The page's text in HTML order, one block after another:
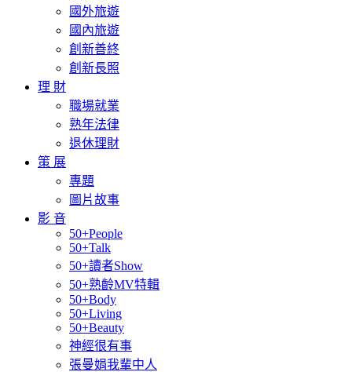
國外旅遊
國內旅遊
創新善終
創新長照
理 財
職場就業
熟年法律
退休理財
策 展
專題
圖片故事
影 音
50+People
50+Talk
50+讀者Show
50+熟齡MV特輯
50+Body
50+Living
50+Beauty
神經很有事
張曼娟我輩中人